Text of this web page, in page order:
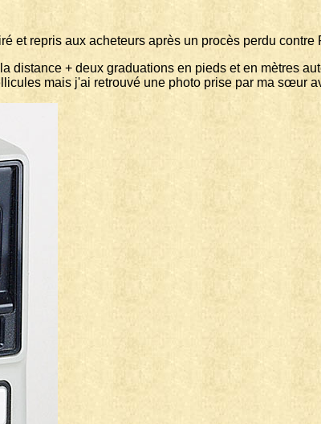
repris aux acheteurs après un procès perdu
+ deux graduations en pieds et en mètres
mais j'ai retrouvé une photo prise par ma sœur